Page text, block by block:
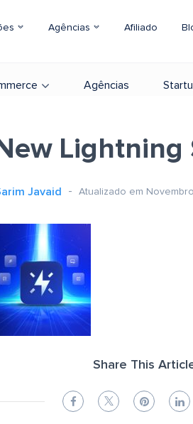
Agências Afiliado
Agências
Lightning
Javaid Atualizado em
Share This